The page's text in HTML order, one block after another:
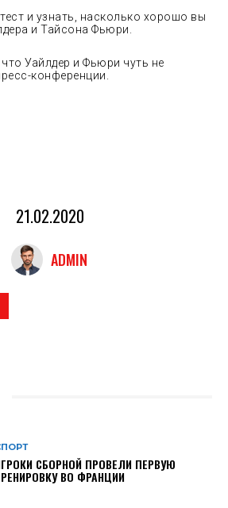
и узнать, насколько хорошо вы
и Тайсона Фьюри.
Уайлдер и Фьюри чуть не
конференции.
21.02.2020
ADMIN
СБОРНОЙ ПРОВЕЛИ ПЕРВУЮ
ВО ФРАНЦИИ